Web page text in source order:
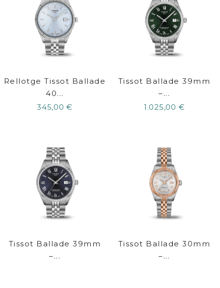
Rellotge Tissot Ballade
40...
345,00 €
Tissot Ballade 39mm
–...
1.025,00 €
Tissot Ballade 39mm
–...
Tissot Ballade 30mm
–...